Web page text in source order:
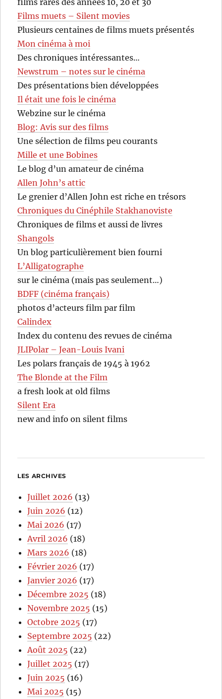
Films muets – Silent movies
Plusieurs centaines de films muets présentés
Mon cinéma à moi
Des chroniques intéressantes…
Newstrum – notes sur le cinéma
Des présentations bien développées
Il était une fois le cinéma
Webzine sur le cinéma
Blog: Avis sur des films
Une sélection de films peu courants
Mille et une Bobines
Le blog d’un amateur de cinéma
Allen John’s attic
Le grenier d’Allen John est riche en trésors
Chroniques du Cinéphile Stakhanoviste
Chroniques de films et aussi de livres
Shangols
Un blog particulièrement bien fourni
L’Alligatographe
sur le cinéma (mais pas seulement…)
BDFF (cinéma français)
photos d’acteurs film par film
Calindex
Index du contenu des revues de cinéma
JLIPolar – Jean-Louis Ivani
Les polars français de 1945 à 1962
The Blonde at the Film
a fresh look at old films
Silent Era
new and info on silent films
LES ARCHIVES
Juillet 2026 (13)
Juin 2026 (12)
Mai 2026 (17)
Avril 2026 (18)
Mars 2026 (18)
Février 2026 (17)
Janvier 2026 (17)
Décembre 2025 (18)
Novembre 2025 (15)
Octobre 2025 (17)
Septembre 2025 (22)
Août 2025 (22)
Juillet 2025 (17)
Juin 2025 (16)
Mai 2025 (15)